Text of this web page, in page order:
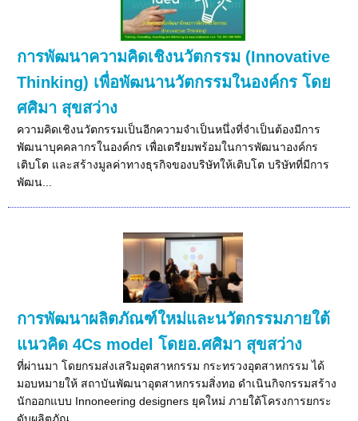
การพัฒนาความคิดเชิงนวัตกรรม (Innovative
Thinking) เพื่อพัฒนานวัตกรรมในองค์กร โดย
ศศิมา สุขสว่าง
ความคิดเชิงนวัตกรรมเป็นอีกความจำเป็นหนึ่งที่จำเป็นต้องมีการ
พัฒนาบุคคลากรในองค์กร เพื่อเตรียมพร้อมในการพัฒนาองค์กร
เติบโต และสร้างมูลค่าทางธุรกิจของบริษัทให้เติบโต บริษัทที่มีการ
พัฒน...
การพัฒนาผลิตภัณฑ์ใหม่และนวัตกรรมภายใต้
แนวคิด 4Cs model โดยอ.ศศิมา สุขสว่าง
ที่ผ่านมา โดยกรมส่งเสริมอุตสาหกรรม กระทรวงอุตสาหกรรม ได้
มอบหมายให้ สถาบันพัฒนาอุตสาหกรรมสิ่งทอ ดำเนินกิจกรรมสร้าง
นักออกแบบ Innoneering designers ยุคใหม่ ภายใต้โครงการยกระ
ดับผลิตภัณ...